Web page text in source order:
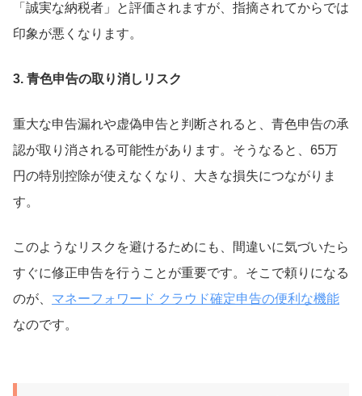
「誠実な納税者」と評価されますが、指摘されてからでは
印象が悪くなります。
3. 青色申告の取り消しリスク
重大な申告漏れや虚偽申告と判断されると、青色申告の承
認が取り消される可能性があります。そうなると、65万
円の特別控除が使えなくなり、大きな損失につながりま
す。
このようなリスクを避けるためにも、間違いに気づいたら
すぐに修正申告を行うことが重要です。そこで頼りになる
のが、 マネーフォワード クラウド確定申告の便利な機能
なのです。